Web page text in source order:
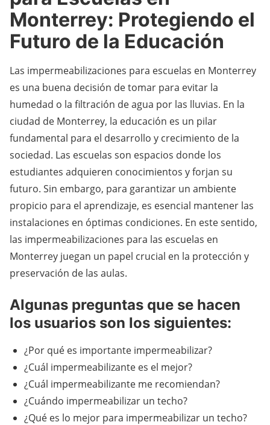
Monterrey: Protegiendo el
Futuro de la Educación
Las impermeabilizaciones para escuelas en Monterrey
es una buena decisión de tomar para evitar la
humedad o la filtración de agua por las lluvias. En la
ciudad de Monterrey, la educación es un pilar
fundamental para el desarrollo y crecimiento de la
sociedad. Las escuelas son espacios donde los
estudiantes adquieren conocimientos y forjan su
futuro. Sin embargo, para garantizar un ambiente
propicio para el aprendizaje, es esencial mantener las
instalaciones en óptimas condiciones. En este sentido,
las impermeabilizaciones para las escuelas en
Monterrey juegan un papel crucial en la protección y
preservación de las aulas.
Algunas preguntas que se hacen
los usuarios son los siguientes:
¿Por qué es importante impermeabilizar?
¿Cuál impermeabilizante es el mejor?
¿Cuál impermeabilizante me recomiendan?
¿Cuándo impermeabilizar un techo?
¿Qué es lo mejor para impermeabilizar un techo?